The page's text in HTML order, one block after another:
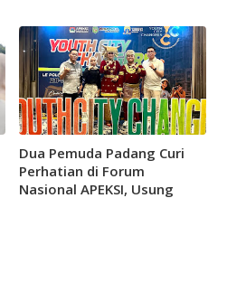
Dua Pemuda Padang Curi
Perhatian di Forum
Nasional APEKSI, Usung